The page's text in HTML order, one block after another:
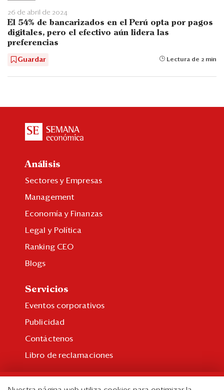
26 de abril de 2024
El 54% de bancarizados en el Perú opta por pagos
digitales, pero el efectivo aún lidera las
preferencias
Guardar Lectura de 2 min
Análisis
Sectores y Empresas
Management
Economía y Finanzas
Legal y Política
Ranking CEO
Blogs
Servicios
Eventos corporativos
Publicidad
Contáctenos
Libro de reclamaciones